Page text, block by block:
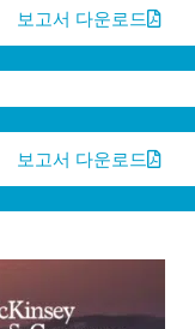
보고서 다운로드
보고서 다운로드